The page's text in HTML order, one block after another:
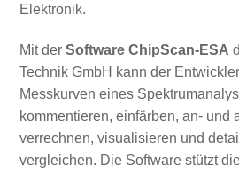
Elektronik.
Mit der Software ChipScan-ESA
Technik GmbH kann der
Messkurven eines
kommentieren, einfärben, an- und
verrechnen, visualisieren und
vergleichen. Die Software stützt